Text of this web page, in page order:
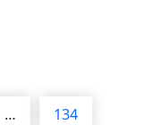
… 134